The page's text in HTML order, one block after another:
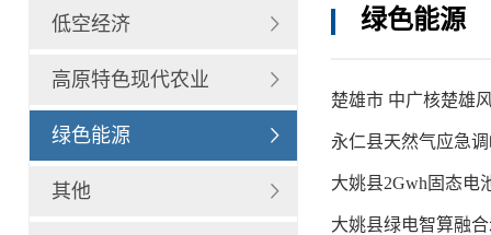
低空经济
高原特色现代农业
绿色能源
其他
绿色能源
楚雄市 中广核楚雄
永仁县天然气应急
大姚县2Gwh固态电
大姚县绿电智算融